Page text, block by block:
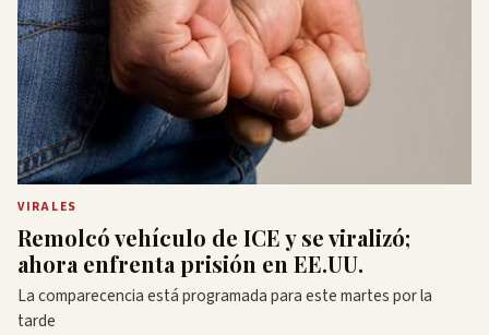
VIRALES
Remolcó vehículo de ICE y se viralizó;
ahora enfrenta prisión en EE.UU.
La comparecencia está programada para este martes por la
tarde